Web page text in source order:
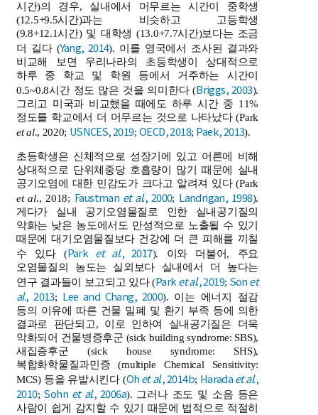
시간)의 경우, 실내에서 머무르는 시간이 중학생
(12.5+9.5시간)과는 비슷하고 고등학생
(9.8+12.1시간) 및 대학생 (13.0+7.7시간)보다는 조금
더 길다 (Yang, 2014). 이를 영국에서 조사된 결과와
비교해 보면 우리나라의 초등학생이 상대적으로
하루 중 학교 및 학원 등에서 거주하는 시간이
0.5~0.8시간 정도 많은 것을 의미한다 (Briggs, 2003).
그리고 미국과 비교했을 때에도 하루 시간 중 11%
정도를 학교에서 더 머무르는 것으로 나타났다 (Park
et al., 2020; USNCES, 2019;OECD, 2018; Paek, 2013).
초등학생은 신체적으로 성장기에 있고 어른에 비해
상대적으로 단위체중당 호흡량이 많기 때문에 실내
공기오염에 대한 민감도가 크다고 알려져 있다 (Park
et al., 2018; Faustman et al., 2000; Landrigan, 1998).
게다가 실내 공기오염물질로 인한 실내공기질의
악화는 낮은 농도에서도 만성적으로 노출될 수 있기
때문에 대기오염물질보다 건강에 더 큰 피해를 끼칠
수 있다 (Park et al., 2017). 이와 더불어, 주요
오염물질의 농도는 실외보다 실내에서 더 높다는
연구 결과들이 보고되고 있다 (Parket al., 2019; Sonet
al., 2013; Lee and Chang, 2000). 이는 에너지 절감
등의 이유에 따른 건물 밀폐 및 환기 부족 등에 의한
결과로 판단되고, 이로 인하여 실내공기질은 더욱
악화되어 건물병증후군 (sick building syndrome: SBS),
새집증후군 (sick house syndrome: SHS),
복합화학물질과민증 (multiple Chemical Sensitivity:
MCS) 등을 유발시킨다 (Ohet al., 2014b; Haradaet al.,
2010;Sohn et al., 2006a). 그러나 조도 및 소음 등은
사람이 쉽게 감지할 수 있기 때문에 법적으로 적절히